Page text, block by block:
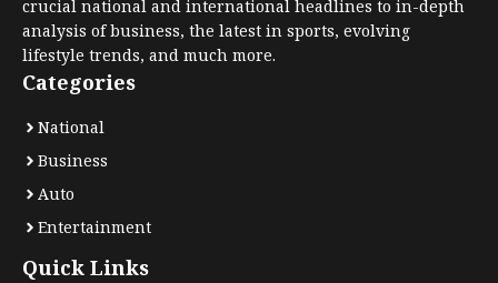
crucial national and international headlines to in-depth
analysis of business, the latest in sports, evolving
lifestyle trends, and much more.
Categories
National
Business
Auto
Entertainment
Quick Links